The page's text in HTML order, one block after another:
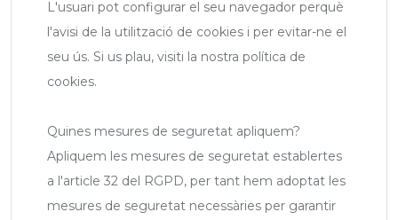
L'usuari pot configurar el seu navegador perquè
l'avisi de la utilització de cookies i per evitar-ne el
seu ús. Si us plau, visiti la nostra política de
cookies.
Quines mesures de seguretat apliquem?
Apliquem les mesures de seguretat establertes
a l'article 32 del RGPD, per tant hem adoptat les
mesures de seguretat necessàries per garantir